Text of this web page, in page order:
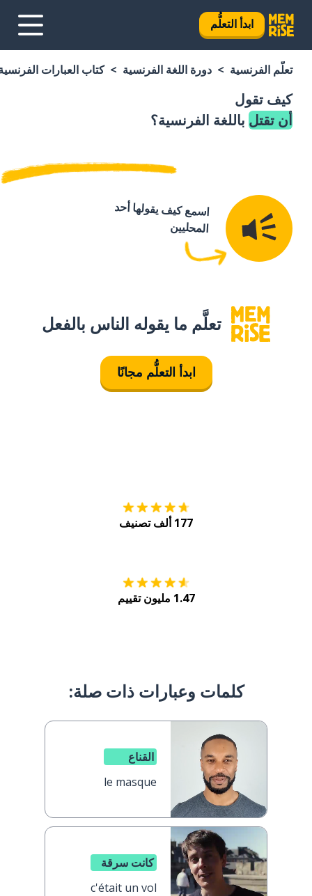
ابدأ التعلُّم
تعلَّم الفرنسية دورة اللغة الفرنسية كتاب العبارات
كيف تقول
أن تقتل باللغة الفرنسية؟
اسمع كيف يقولها أحد
المحليين
تعلَّم ما يقوله الناس بالفعل
ابدأ التعلُّم مجانًا
177 ألف تصنيف
1.47 مليون تقييم
كلمات وعبارات ذات صلة:
القناع
le masque
كانت سرقة
c'était un vol